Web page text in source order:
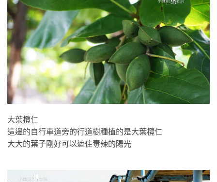
大葉欖仁
這邊的自行車道旁的行道樹種植的是大葉欖仁
大大的葉子剛好可以遮住毒辣的陽光